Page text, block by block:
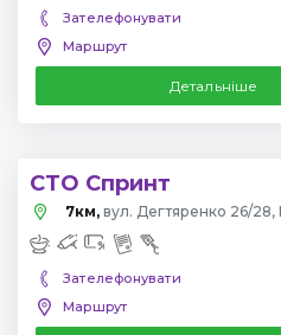
Зателефонувати
Маршрут
Детальніше
СТО Спринт
7км, вул. Дегтяренко 26/28,
Зателефонувати
Маршрут